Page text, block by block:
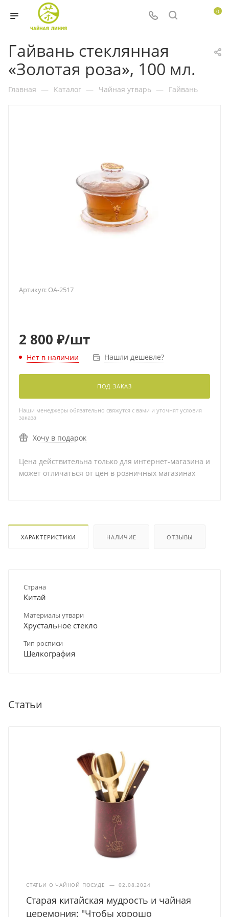
0
Гайвань стеклянная
«Золотая роза», 100 мл.
Главная — Каталог — Чайная утварь — Гайвань
Артикул: OA-2517
2 800 ₽/шт
Нет в наличии Нашли дешевле?
ПОД ЗАКАЗ
Наши менеджеры обязательно свяжутся с вами и уточнят условия
заказа
Хочу в подарок
Цена действительна только для интернет-магазина и
может отличаться от цен в розничных магазинах
ХАРАКТЕРИСТИКИ НАЛИЧИЕ ОТЗЫВЫ
Страна
Китай
Материалы утвари
Хрустальное стекло
Тип росписи
Шелкография
Статьи
СТАТЬИ О ЧАЙНОЙ ПОСУДЕ — 02.08.2024
Старая китайская мудрость и чайная
церемония: "Чтобы хорошо